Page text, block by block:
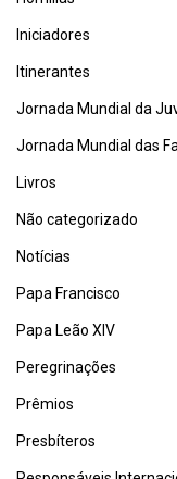
Iniciadores
Itinerantes
Jornada Mundial da
Jornada Mundial das
Livros
Não categorizado
Notícias
Papa Francisco
Papa Leão XIV
Peregrinações
Prêmios
Presbíteros